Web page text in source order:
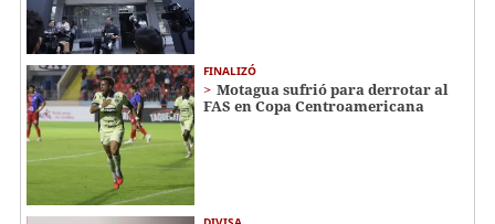
FINALIZÓ
Motagua sufrió para derrotar al
FAS en Copa Centroamericana